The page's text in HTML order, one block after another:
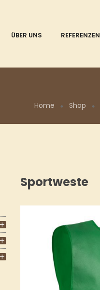
ÜBER UNS REFERENZEN
Home Shop
Sportweste